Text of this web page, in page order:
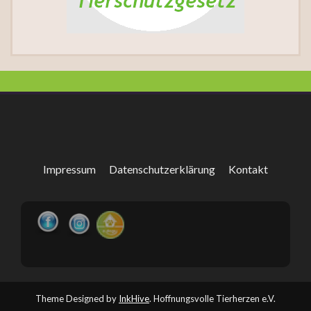
Impressum Datenschutzerklärung Kontakt
Theme Designed by InkHive. Hoffnungsvolle Tierherzen e.V.